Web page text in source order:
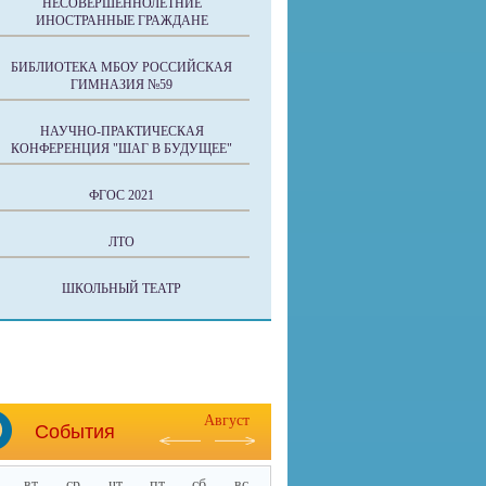
НЕСОВЕРШЕННОЛЕТНИЕ
ИНОСТРАННЫЕ ГРАЖДАНЕ
БИБЛИОТЕКА МБОУ РОССИЙСКАЯ
ГИМНАЗИЯ №59
НАУЧНО-ПРАКТИЧЕСКАЯ
КОНФЕРЕНЦИЯ "ШАГ В БУДУЩЕЕ"
ФГОС 2021
ЛТО
ШКОЛЬНЫЙ ТЕАТР
События
Август